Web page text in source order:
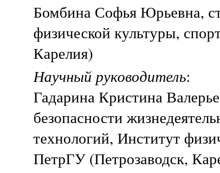
Бомбина Софья Юрьевна,
физической культуры,
Карелия)
Научный руководитель:
Гадарина Кристина
безопасности
технологий, Институт
ПетрГУ (Петрозаводск,